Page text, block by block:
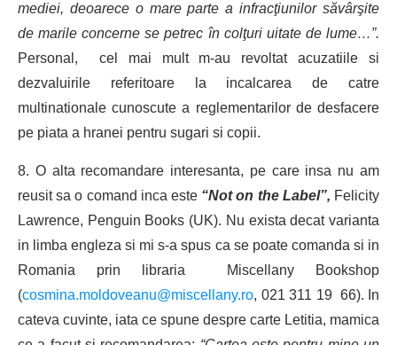
mediei, deoarece o mare parte a infracţiunilor săvârşite
de marile concerne se petrec în colţuri uitate de lume…”.
Personal, cel mai mult m-au revoltat acuzatiile si
dezvaluirile referitoare la incalcarea de catre
multinationale cunoscute a reglementarilor de desfacere
pe piata a hranei pentru sugari si copii.
8. O alta recomandare interesanta, pe care insa nu am
reusit sa o comand inca este “Not on the Label”, Felicity
Lawrence, Penguin Books (UK). Nu exista decat varianta
in limba engleza si mi s-a spus ca se poate comanda si in
Romania prin libraria Miscellany Bookshop
(cosmina.moldoveanu@miscellany.ro, 021 311 19 66). In
cateva cuvinte, iata ce spune despre carte Letitia, mamica